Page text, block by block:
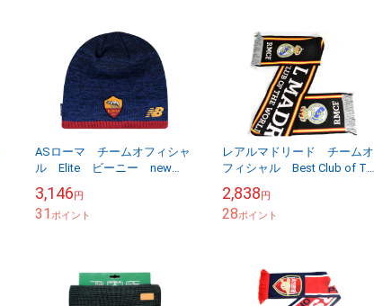
ASローマ チームオフィシャ
ル Elite ビーニー new
送料無料商品】
3,146円
31ポイント
レアルマドリード チームオ
フィシャル Best Club of The
同梱OK・送料無料商品】
2,838円
28ポイント